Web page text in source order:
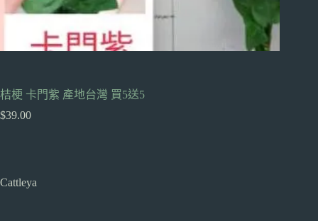
桔梗 卡門紫 產地台灣 買5送5
$39.00
Cattleya